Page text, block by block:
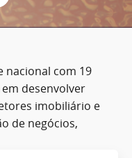
nacional com 19
desenvolver
imobiliário e
de negócios,